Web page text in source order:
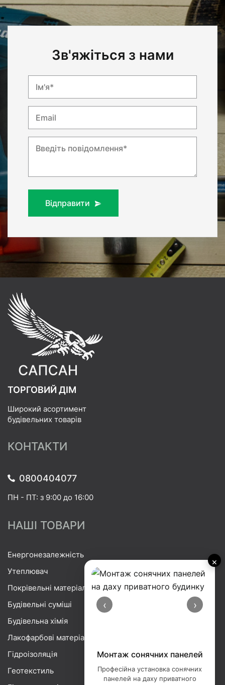
×
‹ ›
Монтаж сонячних панелей
Професійна установка сонячних
панелей на даху приватного
Зв'яжіться з нами
Ім'я*
Email
Введіть повідомлення*
Відправити
ТОРГОВИЙ ДІМ
Широкий асортимент
будівельних товарів
КОНТАКТИ
0800404077
ПН - ПТ: з 9:00 до 16:00
НАШІ ТОВАРИ
Енергонезалежність
Утеплювач
Покрівельні матеріали
Будівельні суміші
Будівельна хімія
Лакофарбові матеріали
Гідроізоляція
Геотекстиль